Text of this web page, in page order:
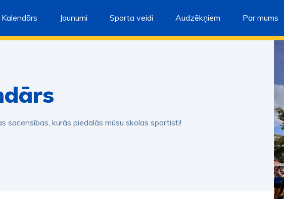
Kalendārs Jaunumi Sporta veidi Audzēkņiem Par mums
sacensības, kurās piedalās mūsu skolas sportisti!